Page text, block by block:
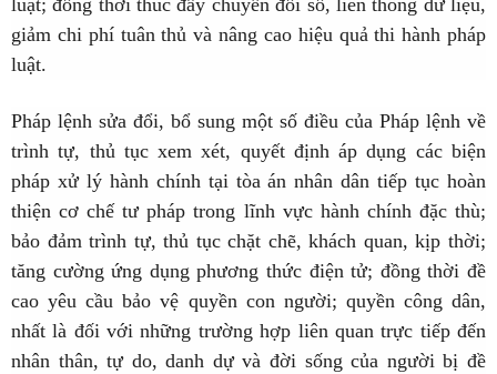
luật; đồng thời thúc đẩy chuyển đổi số, liên thông dữ liệu,
giảm chi phí tuân thủ và nâng cao hiệu quả thi hành pháp
luật.
Pháp lệnh sửa đổi, bổ sung một số điều của Pháp lệnh về
trình tự, thủ tục xem xét, quyết định áp dụng các biện
pháp xử lý hành chính tại tòa án nhân dân tiếp tục hoàn
thiện cơ chế tư pháp trong lĩnh vực hành chính đặc thù;
bảo đảm trình tự, thủ tục chặt chẽ, khách quan, kịp thời;
tăng cường ứng dụng phương thức điện tử; đồng thời đề
cao yêu cầu bảo vệ quyền con người; quyền công dân,
nhất là đối với những trường hợp liên quan trực tiếp đến
nhân thân, tự do, danh dự và đời sống của người bị đề